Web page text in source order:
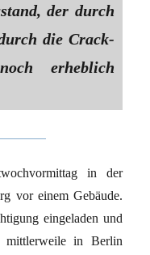
der durch
die Crack-
erheblich
in der
vor einem Gebäude.
eingeladen und
mittlerweile in Berlin